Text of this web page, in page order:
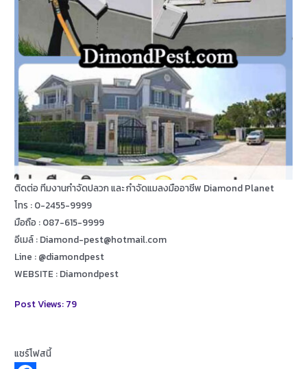
ติดต่อ ทีมงานกำจัดปลวก และ กำจัดแมลงมืออาชีพ Diamond Planet
โทร : 0-2455-9999
มือถือ : 087-615-9999
อีเมล์ : Diamond-pest@hotmail.com
Line : @diamondpest
WEBSITE : Diamondpest
Post Views: 79
แชร์โฟสนี้